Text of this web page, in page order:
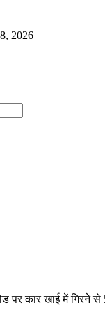
2026
पर कार खाई में गिरने से